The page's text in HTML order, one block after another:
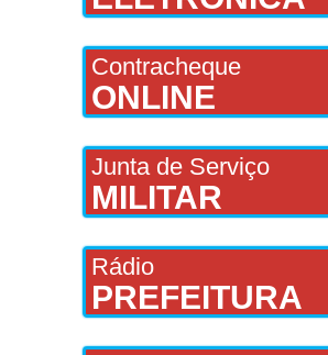
Contracheque
ONLINE
Junta de Serviço
MILITAR
Rádio
PREFEITURA